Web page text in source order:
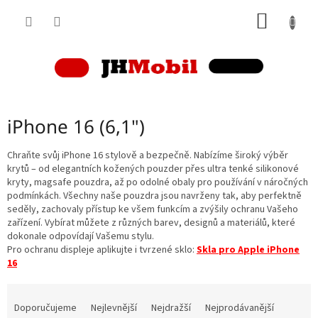
iPhone 16 (6,1")
Chraňte svůj iPhone 16 stylově a bezpečně. Nabízíme široký výběr
krytů – od elegantních kožených pouzder přes ultra tenké silikonové
kryty, magsafe pouzdra, až po odolné obaly pro používání v náročných
podmínkách. Všechny naše pouzdra jsou navrženy tak, aby perfektně
seděly, zachovaly přístup ke všem funkcím a zvýšily ochranu Vašeho
zařízení. Vybírat můžete z různých barev, designů a materiálů, které
dokonale odpovídají Vašemu stylu.
Pro ochranu displeje aplikujte i tvrzené sklo: Skla pro Apple iPhone
16
Doporučujeme Nejlevnější Nejdražší
Nejprodávanější